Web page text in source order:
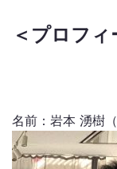
＜プロフ
名前：岩本 湧樹